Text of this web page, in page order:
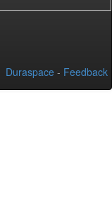
Duraspace - Feedback